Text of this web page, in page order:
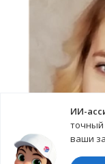
ИИ-
ваши